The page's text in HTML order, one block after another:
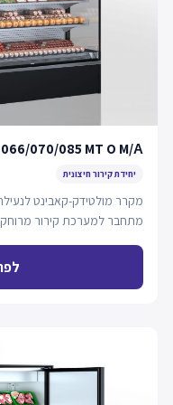
070/085 MT O M/А
יחידת קירור חיצונית
מקרר מולטידק-קאבינט לנעילת
מתחבר למערכת קירור